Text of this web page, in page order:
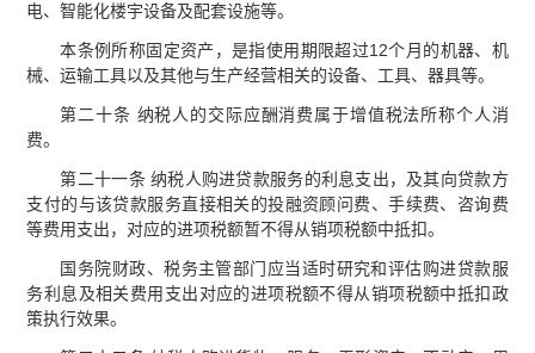
电、智能化楼宇设备及配套设施等。
本条例所称固定资产，是指使用期限超过12个月的机器、机
械、运输工具以及其他与生产经营相关的设备、工具、器具等。
第二十条 纳税人的交际应酬消费属于增值税法所称个人消
费。
第二十一条 纳税人购进贷款服务的利息支出，及其向贷款方
支付的与该贷款服务直接相关的投融资顾问费、手续费、咨询费
等费用支出，对应的进项税额暂不得从销项税额中抵扣。
国务院财政、税务主管部门应当适时研究和评估购进贷款服
务利息及相关费用支出对应的进项税额不得从销项税额中抵扣政
策执行效果。